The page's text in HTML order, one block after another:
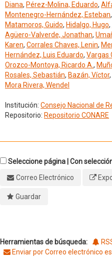
Diana, Pérez-Molina, Eduardo,
Montenegro-Hernández, Esteban,
Matamoros, Guido, Hidalgo, Hugo,
Agüero-Valverde, Jonathan,
Karen, Corrales Chaves, Lenin,
Hernández, Luis Eduardo, Vargas
Orozco-Montoya, Ricardo A.,
Rosales, Sebastián, Bazán, Víctor,
Mora Rivera, Wendel
Institución: Consejo Nacional de
Repositorio: Repositorio CONARE
Seleccione página | Con
Correo Electrónico
Guardar
Herramientas de búsqueda:
Enviar por Correo electrónico